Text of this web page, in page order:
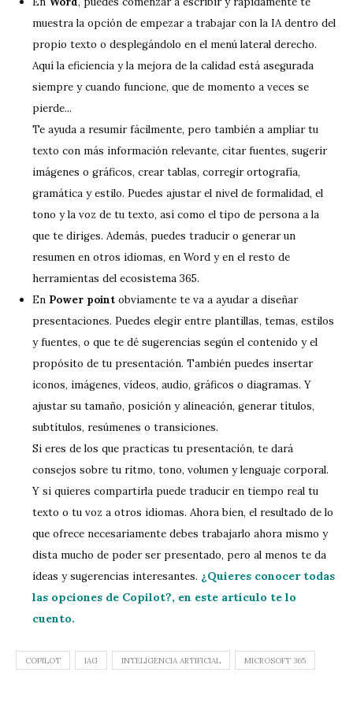
muestra la opción de empezar a trabajar con la IA dentro del
propio texto o desplegándolo en el menú lateral derecho.
Aquí la eficiencia y la mejora de la calidad está asegurada
siempre y cuando funcione, que de momento a veces se
pierde...
Te ayuda a resumir fácilmente, pero también a ampliar tu
texto con más información relevante, citar fuentes, sugerir
imágenes o gráficos, crear tablas, corregir ortografía,
gramática y estilo. Puedes ajustar el nivel de formalidad, el
tono y la voz de tu texto, así como el tipo de persona a la
que te diriges. Además, puedes traducir o generar un
resumen en otros idiomas, en Word y en el resto de
herramientas del ecosistema 365.
En Power point obviamente te va a ayudar a diseñar
presentaciones. Puedes elegir entre plantillas, temas, estilos
y fuentes, o que te dé sugerencias según el contenido y el
propósito de tu presentación. También puedes insertar
iconos, imágenes, vídeos, audio, gráficos o diagramas. Y
ajustar su tamaño, posición y alineación, generar títulos,
subtítulos, resúmenes o transiciones.
Si eres de los que practicas tu presentación, te dará
consejos sobre tu ritmo, tono, volumen y lenguaje corporal.
Y si quieres compartirla puede traducir en tiempo real tu
texto o tu voz a otros idiomas. Ahora bien, el resultado de lo
que ofrece necesariamente debes trabajarlo ahora mismo y
dista mucho de poder ser presentado, pero al menos te da
ideas y sugerencias interesantes. ¿Quieres conocer todas
las opciones de Copilot?, en este artículo te lo
cuento.
COPILOT IAG INTELIGENCIA ARTIFICIAL MICROSOFT 365